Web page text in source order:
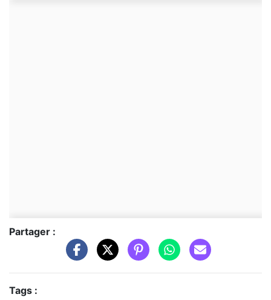
Partager :
Tags :